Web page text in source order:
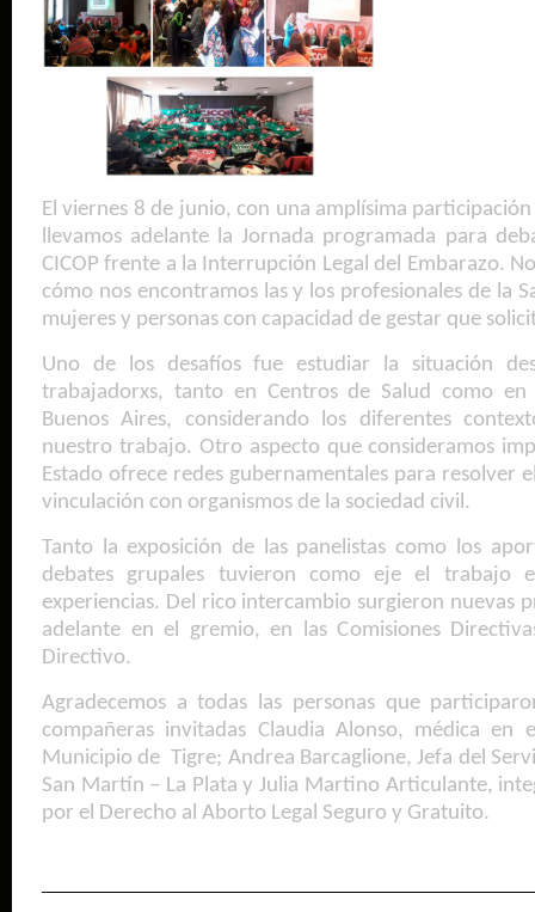
El viernes 8 de junio, con una amplísima
llevamos adelante la Jornada programada para
CICOP frente a la Interrupción Legal del Embarazo.
cómo nos encontramos las y los profesionales de la
mujeres y personas con capacidad de gestar que
Uno de los desafíos fue estudiar la situación
trabajadorxs, tanto en Centros de Salud como
Buenos Aires, considerando los diferentes
nuestro trabajo. Otro aspecto que consideramos
Estado ofrece redes gubernamentales para resolver
vinculación con organismos de la sociedad civil.
Tanto la exposición de las panelistas como los
debates grupales tuvieron como eje el trabajo
experiencias. Del rico intercambio surgieron nuevas
adelante en el gremio, en las Comisiones
Directivo.
Agradecemos a todas las personas que
compañeras invitadas Claudia Alonso, médica
Municipio de Tigre; Andrea Barcaglione, Jefa del
San Martín – La Plata y Julia Martino Articulante,
por el Derecho al Aborto Legal Seguro y Gratuito.